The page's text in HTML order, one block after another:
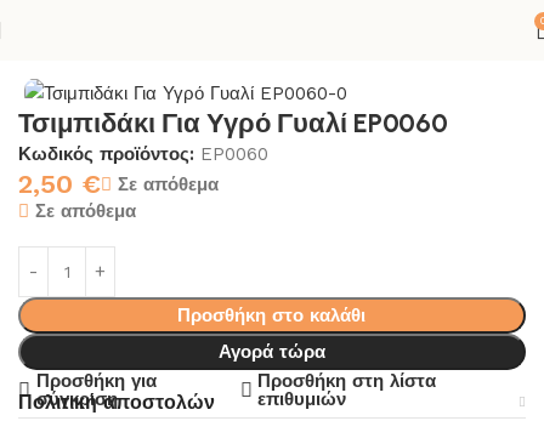
Τσιμπιδάκι Για Υγρό Γυαλί EP0060
Κωδικός προϊόντος: EP0060
2,50 €
Σε απόθεμα
Σε απόθεμα
Προσθήκη στο καλάθι
Αγορά τώρα
Προσθήκη για
σύγκριση
Προσθήκη στη λίστα
επιθυμιών
Πολιτική αποστολών